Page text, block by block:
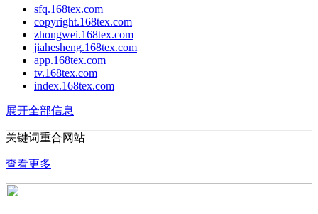
sfq.168tex.com
copyright.168tex.com
zhongwei.168tex.com
jiahesheng.168tex.com
app.168tex.com
tv.168tex.com
index.168tex.com
展开全部信息
关键词重合网站
查看更多